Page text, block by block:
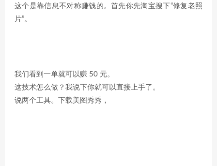
这个是靠信息不对称赚钱的。首先你先淘宝搜下“修复老照
片”。
我们看到一单就可以赚 50 元。
这技术怎么做？我说下你就可以直接上手了。
说两个工具。下载美图秀秀，